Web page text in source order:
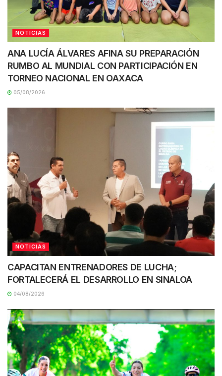
NOTICIAS
ANA LUCÍA ÁLVARES AFINA SU PREPARACIÓN
RUMBO AL MUNDIAL CON PARTICIPACIÓN EN
TORNEO NACIONAL EN OAXACA
05/08/2026
NOTICIAS
CAPACITAN ENTRENADORES DE LUCHA;
FORTALECERÁ EL DESARROLLO EN SINALOA
04/08/2026